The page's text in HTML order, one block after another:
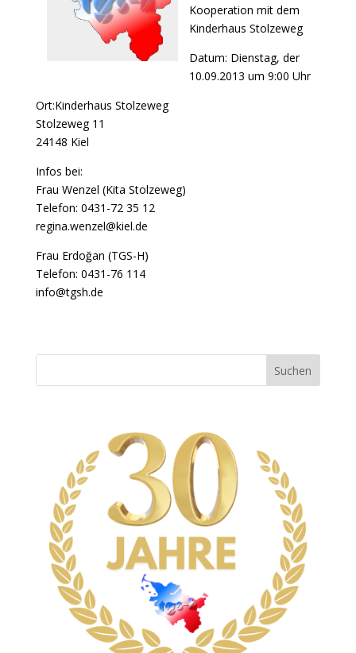
Kooperation mit dem
Kinderhaus Stolzeweg
Datum: Dienstag, der
10.09.2013 um 9:00 Uhr
Ort:Kinderhaus Stolzeweg
Stolzeweg 11
24148 Kiel
Infos bei:
Frau Wenzel (Kita Stolzeweg)
Telefon: 0431-72 35 12
regina.wenzel@kiel.de
Frau Erdoğan (TGS-H)
Telefon: 0431-76 114
info@tgsh.de
Suchen